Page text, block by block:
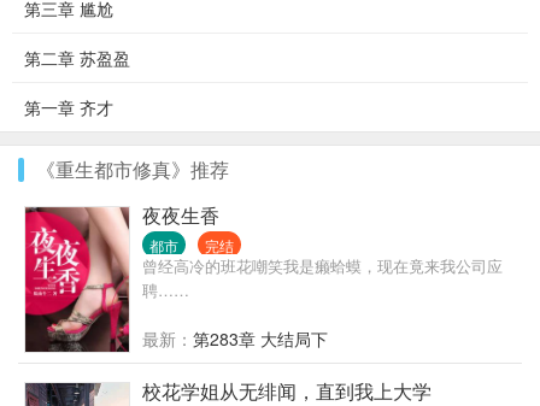
第三章 尴尬
第二章 苏盈盈
第一章 齐才
《重生都市修真》推荐
夜夜生香
都市 完结
曾经高冷的班花嘲笑我是癞蛤蟆，现在竟来我公司应
聘……
最新： 第283章 大结局下
校花学姐从无绯闻，直到我上大学